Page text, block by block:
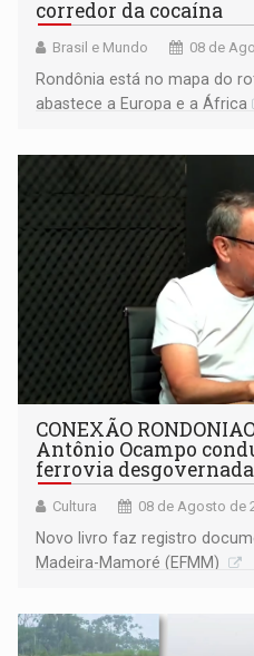
corredor da cocaína
Brasil e Mundo 08 de
Rondônia está no mapa do
abastece a Europa e a África
CONEXÃO
Antônio Ocampo
ferrovia desgovernada
Cultura 08 de Agosto de
Novo livro faz registro
Madeira-Mamoré (EFMM)